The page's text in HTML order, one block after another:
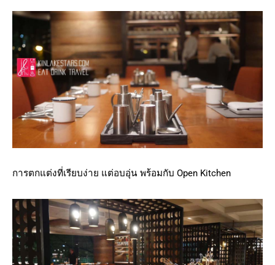
การตกแต่งที่เรียบง่าย แต่อบอุ่น พร้อมกับ Open Kitchen